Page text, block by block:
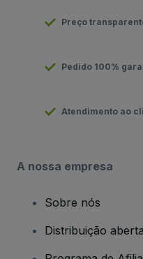
Preço
Pedido 100%
Atendimento ao
A nossa empresa
Sobre nós
Distribuição aberta